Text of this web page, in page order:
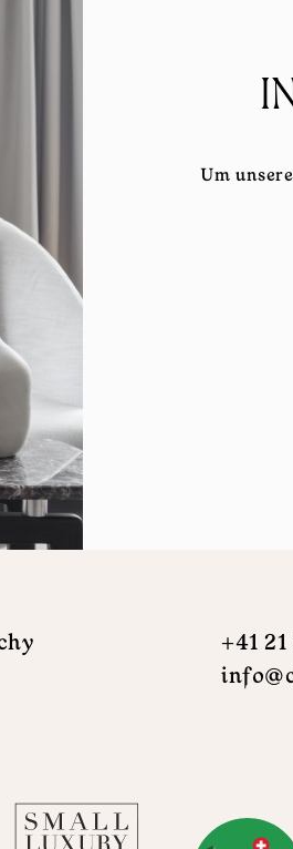
Um
+41